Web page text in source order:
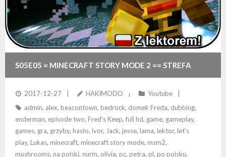
S05E05 = MINECRAFT STORY MODE 2 == STREFA
TERMINALI + STARCIE Z ADMINEM
2017-12-27 HAKIMODO
Youtube
admin, alex, beacontown, bedrock, domek Freda, dubbing,
enderman, episode two, Fred's Keep, full hd, game, gameplay,
games, gra, grzyby, hasło, ivor, Jack, jesse, lama, lektor, let's
play, Lukas, minecraft, minecraft story mode, msm2,
mushrooms, na polski, nurm, olivia, pc, petra, pl, po polsku,